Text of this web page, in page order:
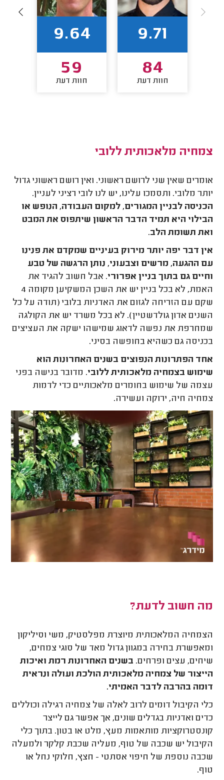
9.71
84
חוות דעת
9.64
59
חוות דעת
צמחיה מלאכותית ללובי
אומרים שאין שני לרושם ראשוני. ואין רושם ראשוני גדול
יותר מלובי. ותסמכו עלינו, יש לנו לובי רציני לעניין.
הכניסה לבניין המגורים, למקום העבודה, הנופש או
הבילוי היא תמיד הדבר הראשון שיתפוס את המבט
ואת תשומת הלב.
אין דבר יפה יותר מירוק בעיניים שמקדם את פנינו
עם ההגעה, מרשים וצבעוני, נותן הרגשה של טבע
וחיים גם בתוך בניין אפרורי. אבל חשוב להגיד את
האמת, לא בכל בניין יש את השכן המשקיען מקומה 4
שקם עם הזריחה לגזום את האדניות בלובי (תודה על כל
השנים אדון גולדשטיין). לא בכל משרד יש את הקולגה
שמחרפת את נפשה לדאוג שמישהו ישקה את העציצים
בכניסה גם כשהיא בחופשה בסיני.
אחד הפתרונות הנפוצים בשנים האחרונות הוא
שימוש בצמחיה מלאכותית ללובי. מדובר בנישה בפני
עצמה של שימוש בחומרים מלאכותיים כדי לדמות
צמחיה חיה, ירוקה ועשירה.
מה חשוב לדעת?
הצמחיה המלאכותית מיוצרת מפלסטיק, משי וסיליקון
ומאפשרת בחירה במגוון גדול מאד של סוגי צמחים,
שיחים, עצים ופרחים. בשנים האחרונות רמת ואיכות
הייצור של צמחיה מלאכותית הולכת ועולה ונראית
דומה בהרבה לדבר האמיתי.
כלי הקיבול דומים לרוב לאלה של צמחיה רגילה וכוללים
כדים ואדניות בגדלים שונים, אך אפשר גם לייצר
קונסטרוקציות מותאמות מעץ, מלט או בטון. בתוך כלי
הקיבול יש שכבה של טוף, מעליה שכבת קלקר ולמעלה
שכבה נוספת של חיפוי אסתטי - חצץ, חלוקי נחל או
טוף.